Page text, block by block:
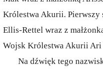
Królestwa Akurii.
Ellis-Rettel wraz z
Wojsk Królestwa Akurii Ari
Na dźwięk tego